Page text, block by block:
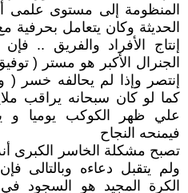
المنظومة إلى مستوى علمى
الحديثة وكان يتعامل بحرفية
إنتاج الأفراد والفريق ..
الجنرال الأكبر هو مستر (
إنتصر وإذا لم يحالفه خسر
كما لو كان سبحانه يراقب
علي ظهر الكوكب يوميا و
فيمنحه النجاح
تصبح مشكلة الخاسر الكبرى
ولم يتقبل دعاءه وبالتالى
الكرة المجيد هو السجود